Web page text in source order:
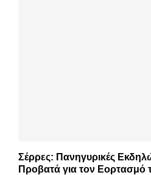
Σέρρες: Πανηγυρικές
Προβατά για τον